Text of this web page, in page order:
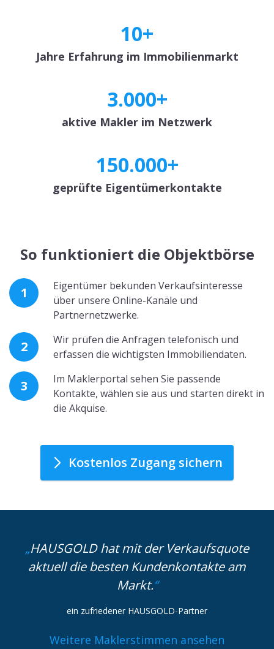
10+
Jahre Er­fah­rung im Im­mo­bi­li­en­markt
3.000+
ak­ti­ve Mak­ler im Netz­werk
150.000+
ge­prüf­te Ei­gen­tü­mer­kon­tak­te
So funktioniert die Objektbörse
1
Eigentümer bekunden Verkaufsinteresse
über unsere Online-Kanäle und
Partnernetzwerke.
2
Wir prüfen die Anfragen telefonisch und
erfassen die wichtigsten Immobiliendaten.
3
Im Maklerportal sehen Sie passende
Kontakte, wählen sie aus und starten direkt in
die Akquise.
Kostenlos Zugang sichern
HAUSGOLD hat mit der Verkaufsquote
aktuell die besten Kundenkontakte am
Markt.
ein zufriedener HAUSGOLD-Partner
Weitere Maklerstimmen ansehen